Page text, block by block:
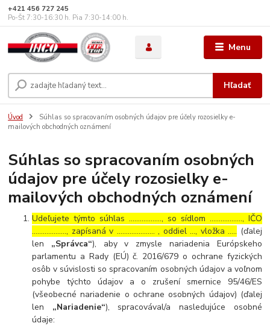
Menu
Hľadať
+421 456 727 245
Po-Št 7:30-16:30 h. Pia 7:30-14:00 h.
Úvod
Súhlas so spracovaním osobných údajov pre účely rozosielky e-
mailových obchodných oznámení
Súhlas so spracovaním osobných
údajov pre účely rozosielky e-
mailových obchodných oznámení
Udeľujete týmto súhlas ……………..., so sídlom ………………, IČO
………………., zapísaná v ………………… , oddiel …, vložka ….. (ďalej
len „Správca“), aby v zmysle nariadenia Európskeho
parlamentu a Rady (EÚ) č. 2016/679 o ochrane fyzických
osôb v súvislosti so spracovaním osobných údajov a voľnom
pohybe týchto údajov a o zrušení smernice 95/46/ES
(všeobecné nariadenie o ochrane osobných údajov) (ďalej
len „Nariadenie“), spracovával/a nasledujúce osobné
údaje: